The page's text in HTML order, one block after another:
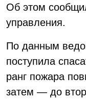
Об этом
управления.
По данным
поступила
ранг пожара
затем — до